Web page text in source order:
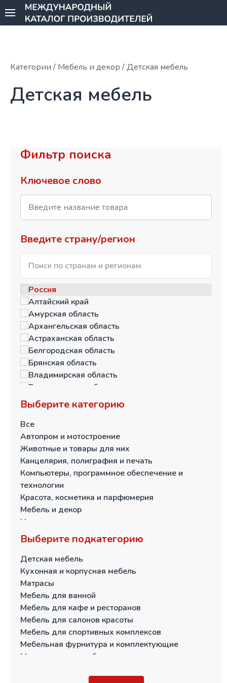
Категории / Мебель и декор / Детская мебель
Детская мебель
Фильтр поиска
Ключевое слово
Введите страну/регион
Россия
Алтайский край
Амурская область
Архангельская область
Астраханская область
Белгородская область
Брянская область
Владимирская область
Волгоградская область
Вологодская область
Воронежская область
Еврейская автономная область
Забайкальский край
Ивановская область
Иркутская область
Кабардино-Балкарская Республика
Калининградская область
Калужская область
Камчатский край
Кемеровская область
Кировская область
Костромская область
Краснодарский край
Красноярский край
Курганская область
Курская область
Липецкая область
Магаданская область
Москва и Московская область
Мурманская область
Нижегородская область
Выберите категорию
Все
Автопром и мотостроение
Животные и товары для них
Канцелярия, полиграфия и печать
Компьютеры, программное обеспечение и
технологии
Красота, косметика и парфюмерия
Мебель и декор
Непродовольственные товары для дома и дачи
Общественное питание и торговля
Одежда, обувь, аксессуары
Пищевая промышленность и переработка
Продукты питания и напитки
Промышленное сырье и оборудование
Сельское хозяйство
Спорт, туризм и развлечения
Строительство и отделка
Тара и упаковка
Текстиль и ткани
Товары для детей и игрушки
Выберите подкатегорию
Детская мебель
Кухонная и корпусная мебель
Матрасы
Мебель для ванной
Мебель для кафе и ресторанов
Мебель для салонов красоты
Мебель для спортивных комплексов
Мебельная фурнитура и комплектующие
Металлическая мебель